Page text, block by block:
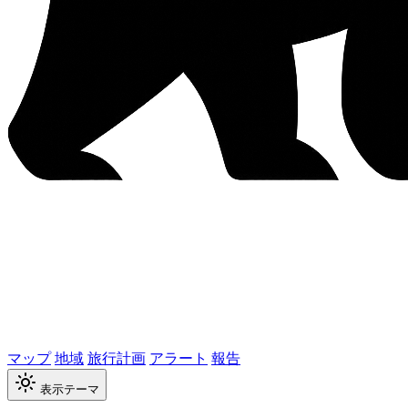
マップ地域旅行計画 アラート 報告
表示テーマ